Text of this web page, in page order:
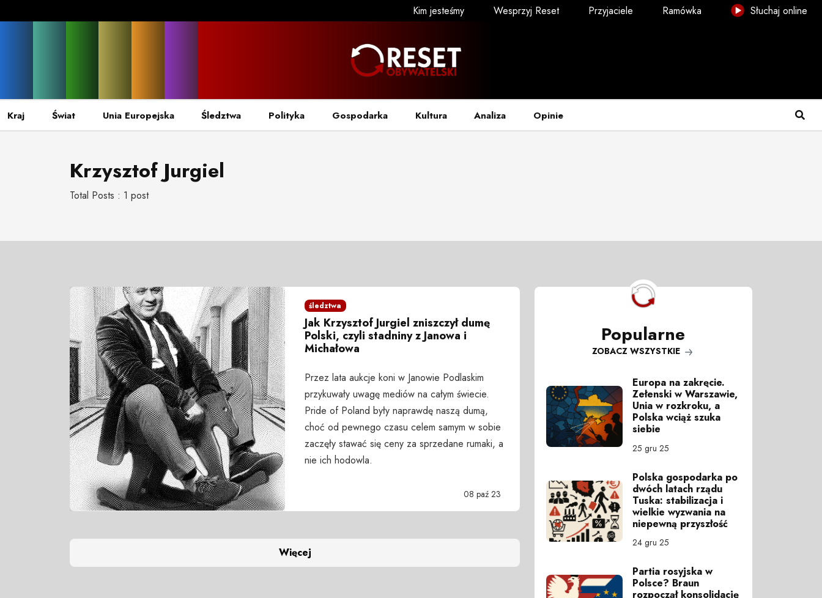
Kim jesteśmy Wesprzyj Reset Przyjaciele Ramówka Słuchaj online
Kraj Świat Unia Europejska Śledztwa Polityka Gospodarka Kultura Analiza Opinie
Krzysztof Jurgiel
Total Posts : 1 post
śledztwa
Jak Krzysztof Jurgiel zniszczył dumę
Polski, czyli stadniny z Janowa i
Michałowa
Przez lata aukcje koni w Janowie Podlaskim
przykuwały uwagę mediów na całym świecie.
Pride of Poland były naprawdę naszą dumą,
choć od pewnego czasu celem samym w sobie
zaczęły stawać się ceny za sprzedane rumaki, a
nie ich hodowla.
08 paź 23
Więcej
Popularne
ZOBACZ WSZYSTKIE
Europa na zakręcie.
Zełenski w Warszawie,
Unia w rozkroku, a
Polska wciąż szuka
siebie
25 gru 25
Polska gospodarka po
dwóch latach rządu
Tuska: stabilizacja i
wielkie wyzwania na
niepewną przyszłość
24 gru 25
Partia rosyjska w
Polsce? Braun
rozpoczął konsolidację